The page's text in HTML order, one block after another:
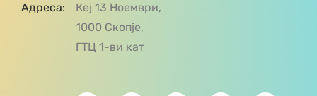
Адреса:
Кеј 13 Ноември,
1000 Скопје,
ГТЦ 1-ви кат